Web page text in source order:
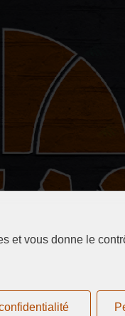
et vous donne le